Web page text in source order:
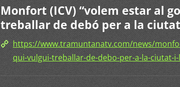
Monfort (ICV) “volem estar al
treballar de debó per a la
https://www.tramuntanatv.com/news/
qui-vulgui-treballar-de-debo-per-a-la-ciutat-